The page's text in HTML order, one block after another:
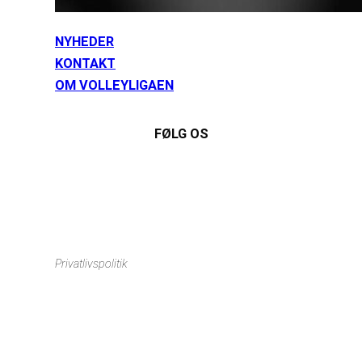
NYHEDER
KONTAKT
OM VOLLEYLIGAEN
FØLG OS
Privatlivspolitik